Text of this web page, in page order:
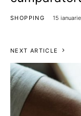
SHOPPING 15
NEXT ARTICLE